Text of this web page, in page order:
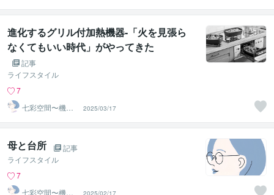
進化するグリル付加熱機器-「火を見張ら
なくてもいい時代」がやってきた
記事
ライフスタイル
7
七彩空間〜機器
のプロによるキ
ッチン相談
2025/03/17
母と台所
記事
ライフスタイル
7
七彩空間〜機器
2025/02/17